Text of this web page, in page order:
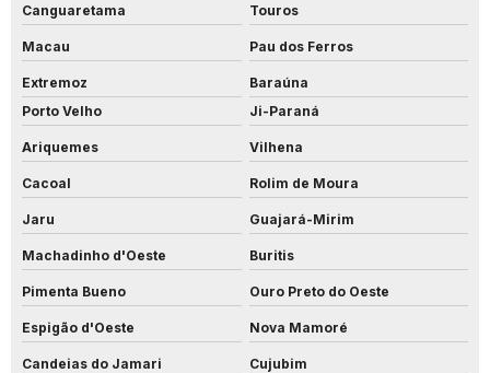
Canguaretama Touros
Macau Pau dos Ferros
Extremoz
Baraúna
Porto Velho
Ji-Paraná
Ariquemes Vilhena
Cacoal Rolim de Moura
Jaru Guajará-Mirim
Machadinho d'Oeste Buritis
Pimenta Bueno Ouro Preto do Oeste
Espigão d'Oeste Nova Mamoré
Candeias do Jamari Cujubim